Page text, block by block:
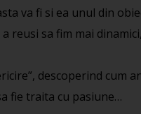
va fi si ea unul din
reusi sa fim mai
descoperind cum
fie traita cu pasiune…